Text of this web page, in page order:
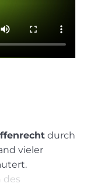
durch
vieler
des